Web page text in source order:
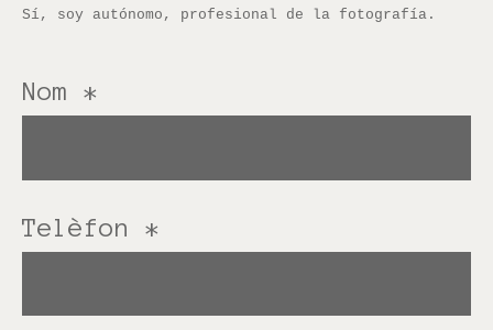
Sí, soy autónomo, profesional de la fotografía.
Nom *
Telèfon *